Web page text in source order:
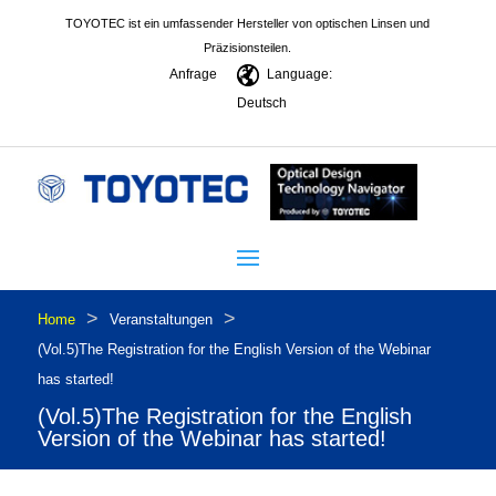
TOYOTEC ist ein umfassender Hersteller von optischen Linsen und
Präzisionsteilen.
Anfrage
Language:
Deutsch
Home > Veranstaltungen >
(Vol.5)The Registration for the English Version of the Webinar
has started!
(Vol.5)The Registration for the English
Version of the Webinar has started!